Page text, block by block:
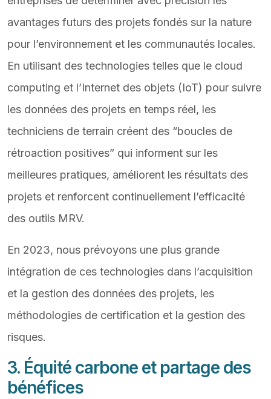
avantages futurs des projets fondés sur la nature
pour l’environnement et les communautés locales.
En utilisant des technologies telles que le cloud
computing et l’Internet des objets (IoT) pour suivre
les données des projets en temps réel, les
techniciens de terrain créent des “boucles de
rétroaction positives” qui informent sur les
meilleures pratiques, améliorent les résultats des
projets et renforcent continuellement l’efficacité
des outils MRV.
En 2023, nous prévoyons une plus grande
intégration de ces technologies dans l’acquisition
et la gestion des données des projets, les
méthodologies de certification et la gestion des
risques.
3. Équité carbone et partage des
bénéfices